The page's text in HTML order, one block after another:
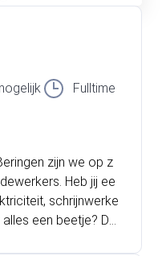
Fulltime
zijn we op z
Heb jij ee
schrijnwerke
een beetje? Da